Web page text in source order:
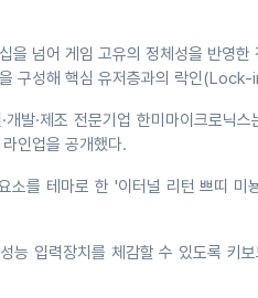
을 넘어 게임 고유의 정체성을 반영
구성해 핵심 유저층과의 락인(Lock-
개발·제조 전문기업 한미마이크로닉
인업을 공개했다.
소를 테마로 한 '이터널 리턴 쁘띠 미
능 입력장치를 체감할 수 있도록 키